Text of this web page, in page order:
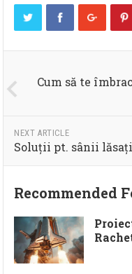
Cum să te
NEXT ARTICLE
Soluții pt. sânii
Recommended